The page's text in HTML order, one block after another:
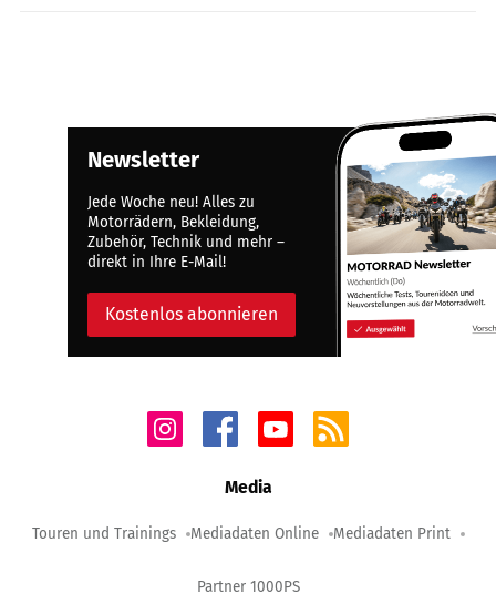
Newsletter
Jede Woche neu! Alles zu
Motorrädern, Bekleidung,
Zubehör, Technik und mehr –
direkt in Ihre E-Mail!
Kostenlos abonnieren
Media
Touren und Trainings Mediadaten Online Mediadaten Print
Partner 1000PS